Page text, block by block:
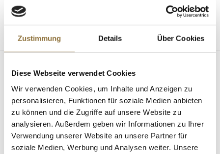
Zustimmung Details Über Cookies
Diese Webseite verwendet Cookies
Wir verwenden Cookies, um Inhalte und Anzeigen zu
personalisieren, Funktionen für soziale Medien anbieten
zu können und die Zugriffe auf unsere Website zu
analysieren. Außerdem geben wir Informationen zu Ihrer
Verwendung unserer Website an unsere Partner für
soziale Medien, Werbung und Analysen weiter. Unsere
[Hier zum Event!]
ZERTIFIZIERT & SICHER EINKAUFEN